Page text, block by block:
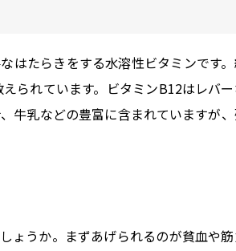
はたらきをする水溶性ビタミンです
られています。ビタミンB12はレバ
牛乳などの豊富に含まれていますが
ょうか。まずあげられるのが貧血や